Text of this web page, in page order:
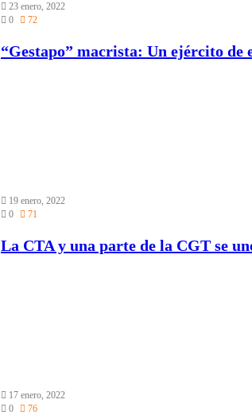
23 enero, 2022
0
72
“Gestapo” macrista: Un ejército
19 enero, 2022
0
71
La CTA y una parte de la CGT se
17 enero, 2022
0
76